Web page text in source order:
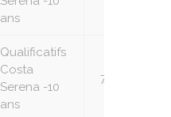
ans
Qualificatifs
Costa
Serena -10
ans
7